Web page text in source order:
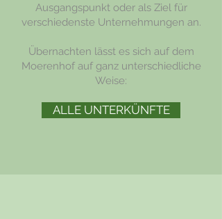
Ausgangspunkt oder als Ziel für
verschiedenste Unternehmungen an.
Übernachten lässt es sich auf dem
Moerenhof auf ganz unterschiedliche
Weise:
ALLE UNTERKÜNFTE